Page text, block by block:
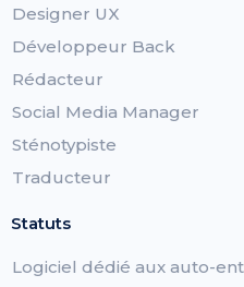
Designer UX
Développeur Back
Rédacteur
Social Media Manager
Sténotypiste
Traducteur
Statuts
Logiciel dédié aux auto-